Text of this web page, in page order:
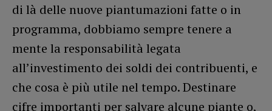
di là delle nuove piantumazioni fatte o in
programma, dobbiamo sempre tenere a
mente la responsabilità legata
all’investimento dei soldi dei contribuenti, e
che cosa è più utile nel tempo. Destinare
cifre importanti per salvare alcune piante o,